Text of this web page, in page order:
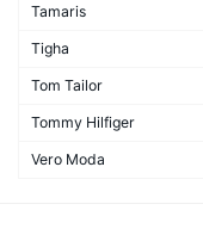
Tamaris
Tigha
Tom Tailor
Tommy Hilfiger
Vero Moda